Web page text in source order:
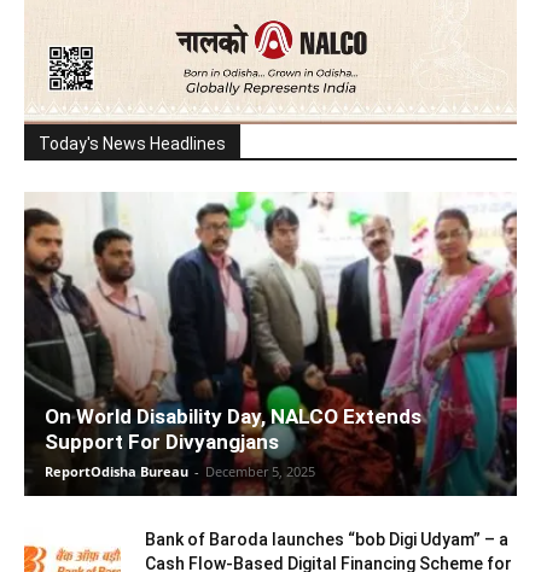
Today's News Headlines
On World Disability Day, NALCO Extends
Support For Divyangjans
ReportOdisha Bureau - December 5, 2025
Bank of Baroda launches “bob Digi Udyam” – a
Cash Flow-Based Digital Financing Scheme for